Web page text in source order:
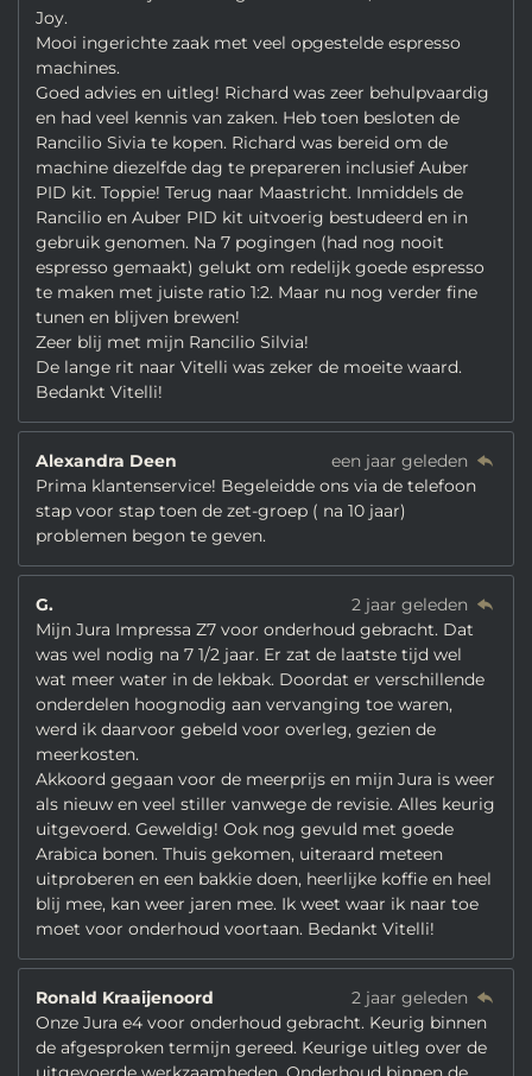
Joy.
Mooi ingerichte zaak met veel opgestelde espresso
machines.
Goed advies en uitleg! Richard was zeer behulpvaardig
en had veel kennis van zaken. Heb toen besloten de
Rancilio Sivia te kopen. Richard was bereid om de
machine diezelfde dag te prepareren inclusief Auber
PID kit. Toppie! Terug naar Maastricht. Inmiddels de
Rancilio en Auber PID kit uitvoerig bestudeerd en in
gebruik genomen. Na 7 pogingen (had nog nooit
espresso gemaakt) gelukt om redelijk goede espresso
te maken met juiste ratio 1:2. Maar nu nog verder fine
tunen en blijven brewen!
Zeer blij met mijn Rancilio Silvia!
De lange rit naar Vitelli was zeker de moeite waard.
Bedankt Vitelli!
Alexandra Deen
een jaar geleden
Prima klantenservice! Begeleidde ons via de telefoon
stap voor stap toen de zet-groep ( na 10 jaar)
problemen begon te geven.
G.
2 jaar geleden
Mijn Jura Impressa Z7 voor onderhoud gebracht. Dat
was wel nodig na 7 1/2 jaar. Er zat de laatste tijd wel
wat meer water in de lekbak. Doordat er verschillende
onderdelen hoognodig aan vervanging toe waren,
werd ik daarvoor gebeld voor overleg, gezien de
meerkosten.
Akkoord gegaan voor de meerprijs en mijn Jura is weer
als nieuw en veel stiller vanwege de revisie. Alles keurig
uitgevoerd. Geweldig! Ook nog gevuld met goede
Arabica bonen. Thuis gekomen, uiteraard meteen
uitproberen en een bakkie doen, heerlijke koffie en heel
blij mee, kan weer jaren mee. Ik weet waar ik naar toe
moet voor onderhoud voortaan. Bedankt Vitelli!
Ronald Kraaijenoord
2 jaar geleden
Onze Jura e4 voor onderhoud gebracht. Keurig binnen
de afgesproken termijn gereed. Keurige uitleg over de